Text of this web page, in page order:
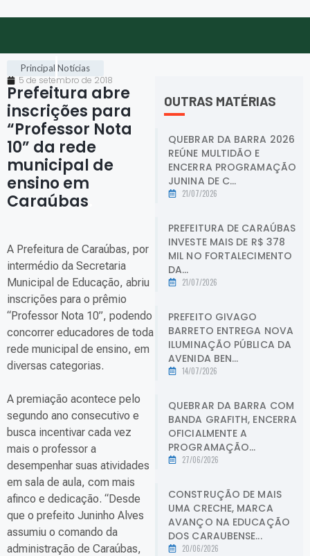
Principal Notícias
5 de setembro de 2018
Prefeitura abre
inscrições para
“Professor Nota
10” da rede
municipal de
ensino em
Caraúbas
A Prefeitura de Caraúbas, por
intermédio da Secretaria
Municipal de Educação, abriu
inscrições para o prêmio
“Professor Nota 10”, podendo
concorrer educadores de toda
rede municipal de ensino, em
diversas categorias.
A premiação acontece pelo
segundo ano consecutivo e
busca incentivar cada vez
mais o professor a
desempenhar suas atividades
em sala de aula, com mais
afinco e dedicação. “Desde
que o prefeito Juninho Alves
assumiu o comando da
administração de Caraúbas,
OUTRAS MATÉRIAS
QUEBRAR DA BARRA 2026
REÚNE MULTIDÃO E
ENCERRA PROGRAMAÇÃO
JUNINA DE C...
21/07/2026
PREFEITURA DE CARAÚBAS
INVESTE MAIS DE R$ 378
MIL NO FORTALECIMENTO
DA...
21/07/2026
PREFEITO GIVAGO
BARRETO ENTREGA NOVA
ILUMINAÇÃO PÚBLICA DA
AVENIDA BEN...
14/07/2026
QUEBRAR DA BARRA COM
BANDA GRAFITH, ENCERRA
OFICIALMENTE A
PROGRAMAÇÃO...
27/06/2026
CONSTRUÇÃO DE MAIS
UMA CRECHE, MARCA
AVANÇO NA EDUCAÇÃO
DOS CARAUBENSE...
20/06/2026